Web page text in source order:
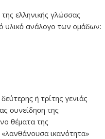
ελληνικής γλώσσας
υλικό ανάλογο των ομάδων:
ή τρίτης γενιάς
συνείδηση της
θέματα της
«λανθάνουσα ικανότητα»